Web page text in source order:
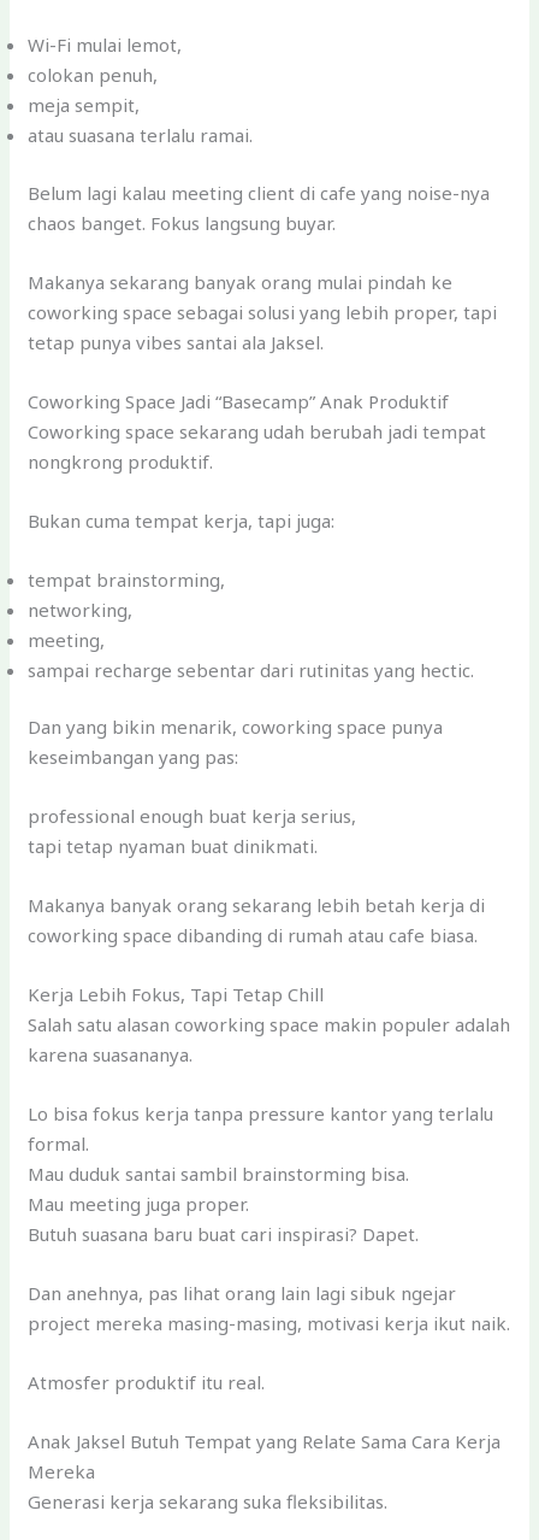
Wi-Fi mulai lemot,
colokan penuh,
meja sempit,
atau suasana terlalu ramai.
Belum lagi kalau meeting client di cafe yang noise-nya
chaos banget. Fokus langsung buyar.
Makanya sekarang banyak orang mulai pindah ke
coworking space sebagai solusi yang lebih proper, tapi
tetap punya vibes santai ala Jaksel.
Coworking Space Jadi “Basecamp” Anak Produktif
Coworking space sekarang udah berubah jadi tempat
nongkrong produktif.
Bukan cuma tempat kerja, tapi juga:
tempat brainstorming,
networking,
meeting,
sampai recharge sebentar dari rutinitas yang hectic.
Dan yang bikin menarik, coworking space punya
keseimbangan yang pas:
professional enough buat kerja serius,
tapi tetap nyaman buat dinikmati.
Makanya banyak orang sekarang lebih betah kerja di
coworking space dibanding di rumah atau cafe biasa.
Kerja Lebih Fokus, Tapi Tetap Chill
Salah satu alasan coworking space makin populer adalah
karena suasananya.
Lo bisa fokus kerja tanpa pressure kantor yang terlalu
formal.
Mau duduk santai sambil brainstorming bisa.
Mau meeting juga proper.
Butuh suasana baru buat cari inspirasi? Dapet.
Dan anehnya, pas lihat orang lain lagi sibuk ngejar
project mereka masing-masing, motivasi kerja ikut naik.
Atmosfer produktif itu real.
Anak Jaksel Butuh Tempat yang Relate Sama Cara Kerja
Mereka
Generasi kerja sekarang suka fleksibilitas.